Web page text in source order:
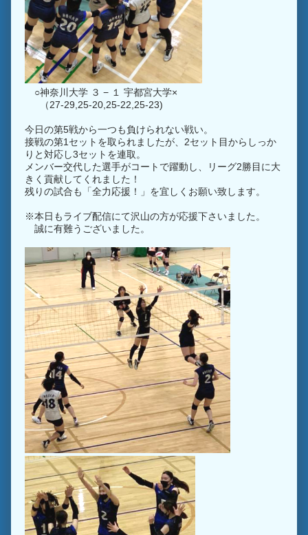
○神奈川大学 ３ − １ 宇都宮大学×
（27-29,25-20,25-22,25-23)
今日の第5戦から一つも負けられない戦い。
接戦の第1セットを取られましたが、2セット目からしっか
りと対応し3セットを連取。
メンバー交代した選手がコートで躍動し、リーグ2勝目に大
きく貢献してくれました！
残りの試合も「全力応援！」を宜しくお願い致します。
※本日もライブ配信にて沢山の方が応援下さいました。
誠に有難うございました。